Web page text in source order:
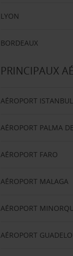
LYON
BORDEAUX
PRINCIPAUX
AÉROPORT ISTANBUL
AÉROPORT PALMA
AÉROPORT FARO
AÉROPORT MALAGA
AÉROPORT
AÉROPORT